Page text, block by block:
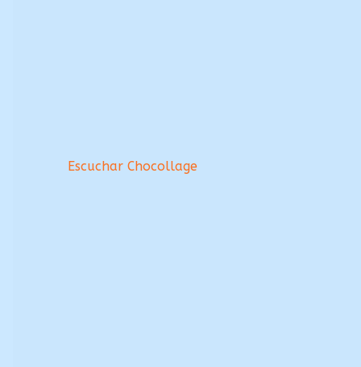
Escuchar Chocollage